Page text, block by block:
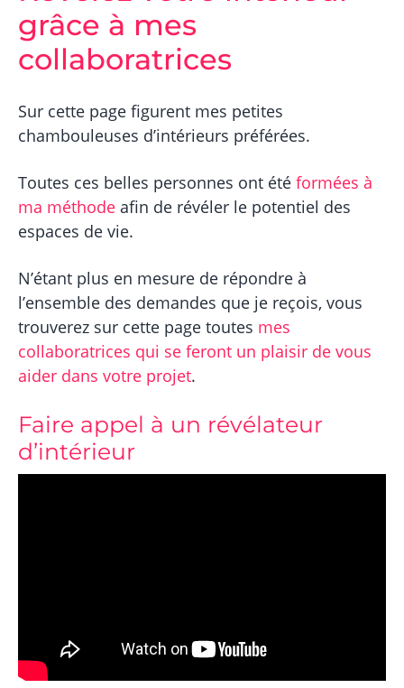
grâce à mes
collaboratrices
Sur cette page figurent mes petites
chambouleuses d’intérieurs préférées.
Toutes ces belles personnes ont été formées à
ma méthode afin de révéler le potentiel des
espaces de vie.
N’étant plus en mesure de répondre à
l’ensemble des demandes que je reçois, vous
trouverez sur cette page toutes mes
collaboratrices qui se feront un plaisir de vous
aider dans votre projet.
Faire appel à un révélateur
d’intérieur